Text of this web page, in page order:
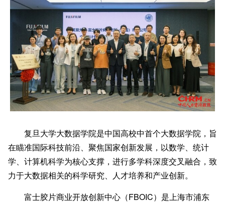
复旦大学大数据学院是中国高校中首个大数据学院，旨
在瞄准国际科技前沿、聚焦国家创新发展，以数学、统计
学、计算机科学为核心支撑，进行多学科深度交叉融合，致
力于大数据相关的科学研究、人才培养和产业创新。‌‌
富士胶片商业开放创新中心（FBOIC）是上海市浦东